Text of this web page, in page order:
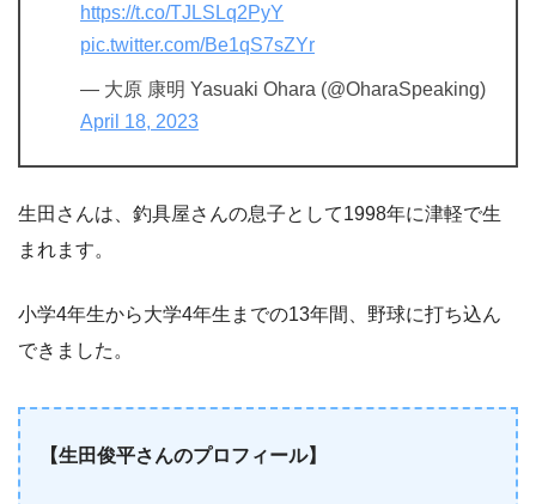
https://t.co/TJLSLq2PyY
pic.twitter.com/Be1qS7sZYr
— 大原 康明 Yasuaki Ohara (@OharaSpeaking)
April 18, 2023
生田さんは、釣具屋さんの息子として1998年に津軽で生
まれます。
小学4年生から大学4年生までの13年間、野球に打ち込ん
できました。
【生田俊平さんのプロフィール】